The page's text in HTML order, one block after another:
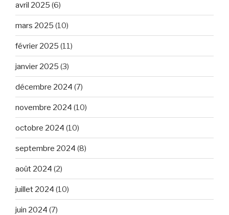
avril 2025 (6)
mars 2025 (10)
février 2025 (11)
janvier 2025 (3)
décembre 2024 (7)
novembre 2024 (10)
octobre 2024 (10)
septembre 2024 (8)
août 2024 (2)
juillet 2024 (10)
juin 2024 (7)